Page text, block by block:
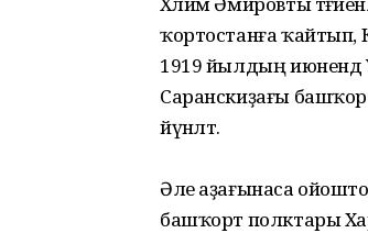
ҡортостанға
1919 йылдың июнендә
Саранскиҙағы
йүнәлтә.
Әле аҙағынаса
баш­ҡорт полктары